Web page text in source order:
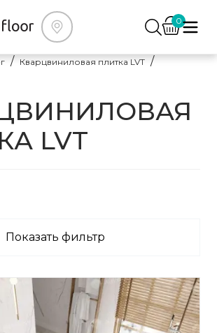
0
Кварцвиниловая плитка LVT
LVT
Показать фильтр